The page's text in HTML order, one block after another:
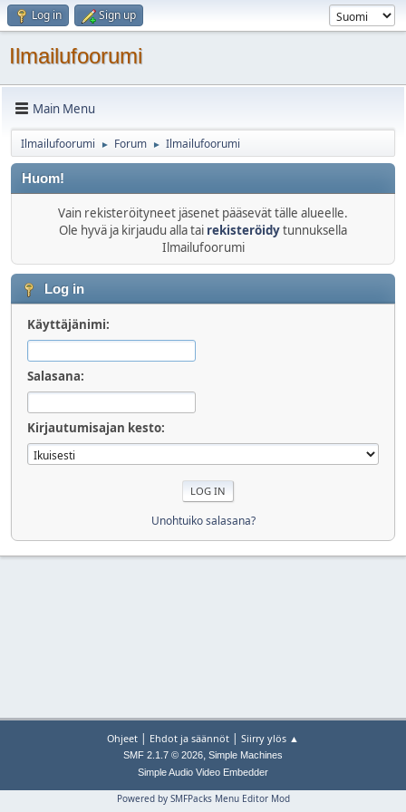
Log in Sign up
Ilmailufoorumi
Main Menu
Ilmailufoorumi ► Forum ► Ilmailufoorumi
Huom!
Vain rekisteröityneet jäsenet pääsevät tälle alueelle.
Ole hyvä ja kirjaudu alla tai rekisteröidytunnuksella
Ilmailufoorumi
Log in
Käyttäjänimi:
Salasana:
Kirjautumisajan kesto:
Unohtuiko salasana?
Ohjeet | Ehdot ja säännöt | Siirry ylös ▲
SMF 2.1.7 © 2026, Simple Machines
Simple Audio Video Embedder
Powered by SMFPacks Menu Editor Mod